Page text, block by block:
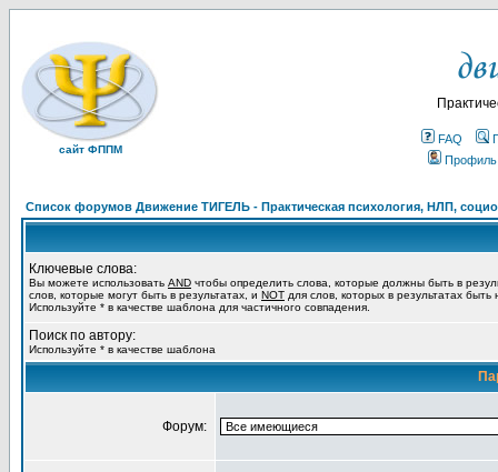
сайт ФППМ
FAQ
Профиль
Список форумов Движение ТИГЕЛЬ - Практическая психология, НЛП,
Ключевые слова:
Вы можете использовать AND чтобы определить слова, которые должны быть в
слов, которые могут быть в результатах, и NOT для слов, которых в результатах
Используйте * в качестве шаблона для частичного совпадения.
Поиск по автору:
Используйте * в качестве шаблона
Форум: